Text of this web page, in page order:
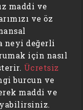
maddi ve
ve öz
neyi değerli
için nasıl
Ücretsiz
burcun ve
maddi ve